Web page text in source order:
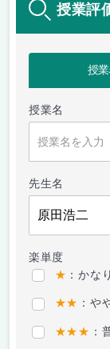
授業評
授業
授業名
先生名
楽単度
★ ：かな
★★ ：や
★★★ ：